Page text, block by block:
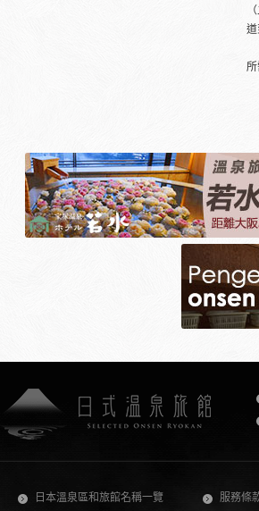
道
所
日本溫泉區和旅館名稱一覽 服務條